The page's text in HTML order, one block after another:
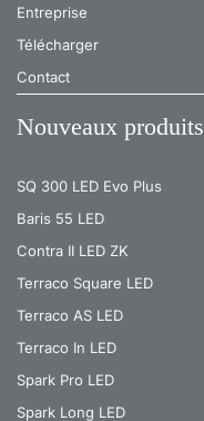
Entreprise
Télécharger
Contact
Nouveaux produits
SQ 300 LED Evo Plus
Baris 55 LED
Contra II LED ZK
Terraco Square LED
Terraco AS LED
Terraco In LED
Spark Pro LED
Spark Long LED